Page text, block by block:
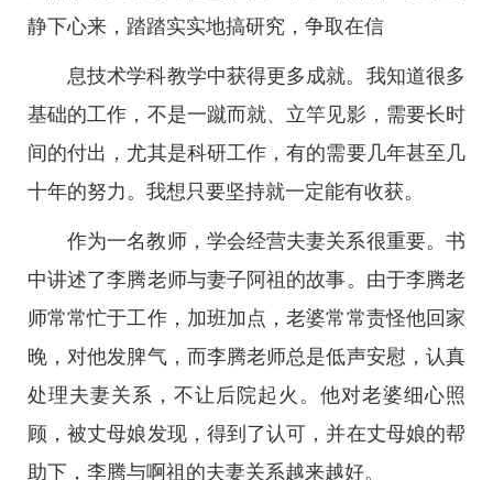
静下心来，踏踏实实地搞研究，争取在信
息技术学科教学中获得更多成就。我知道很多
基础的工作，不是一蹴而就、立竿见影，需要长时
间的付出，尤其是科研工作，有的需要几年甚至几
十年的努力。我想只要坚持就一定能有收获。
作为一名教师，学会经营夫妻关系很重要。书
中讲述了李腾老师与妻子阿祖的故事。由于李腾老
师常常忙于工作，加班加点，老婆常常责怪他回家
晚，对他发脾气，而李腾老师总是低声安慰，认真
处理夫妻关系，不让后院起火。他对老婆细心照
顾，被丈母娘发现，得到了认可，并在丈母娘的帮
助下，李腾与啊祖的夫妻关系越来越好。